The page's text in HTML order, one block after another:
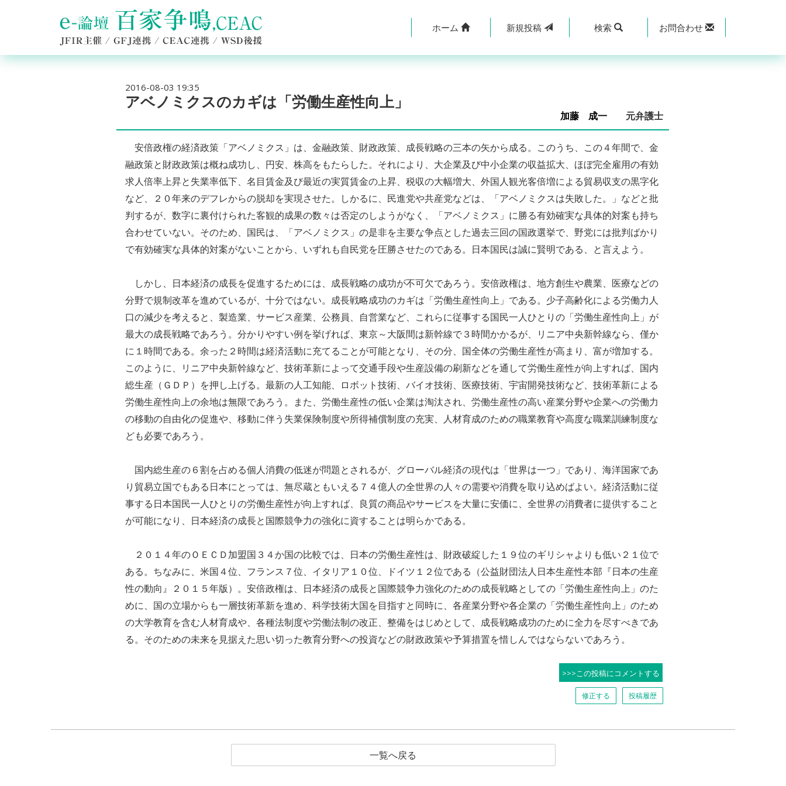
ホーム 新規投稿 検索 お問合わせ
2016-08-03 19:35
アベノミクスのカギは「労働生産性向上」
加藤 成一 元弁護士
安倍政権の経済政策「アベノミクス」は、金融政策、財政政策、成長戦略の三本の矢から成る。このうち、この４年間で、金
融政策と財政政策は概ね成功し、円安、株高をもたらした。それにより、大企業及び中小企業の収益拡大、ほぼ完全雇用の有効
求人倍率上昇と失業率低下、名目賃金及び最近の実質賃金の上昇、税収の大幅増大、外国人観光客倍増による貿易収支の黒字化
など、２０年来のデフレからの脱却を実現させた。しかるに、民進党や共産党などは、「アベノミクスは失敗した。」などと批
判するが、数字に裏付けられた客観的成果の数々は否定のしようがなく、「アベノミクス」に勝る有効確実な具体的対案も持ち
合わせていない。そのため、国民は、「アベノミクス」の是非を主要な争点とした過去三回の国政選挙で、野党には批判ばかり
で有効確実な具体的対案がないことから、いずれも自民党を圧勝させたのである。日本国民は誠に賢明である、と言えよう。
しかし、日本経済の成長を促進するためには、成長戦略の成功が不可欠であろう。安倍政権は、地方創生や農業、医療などの
分野で規制改革を進めているが、十分ではない。成長戦略成功のカギは「労働生産性向上」である。少子高齢化による労働力人
口の減少を考えると、製造業、サービス産業、公務員、自営業など、これらに従事する国民一人ひとりの「労働生産性向上」が
最大の成長戦略であろう。分かりやすい例を挙げれば、東京～大阪間は新幹線で３時間かかるが、リニア中央新幹線なら、僅か
に１時間である。余った２時間は経済活動に充てることが可能となり、その分、国全体の労働生産性が高まり、富が増加する。
このように、リニア中央新幹線など、技術革新によって交通手段や生産設備の刷新などを通して労働生産性が向上すれば、国内
総生産（ＧＤＰ）を押し上げる。最新の人工知能、ロボット技術、バイオ技術、医療技術、宇宙開発技術など、技術革新による
労働生産性向上の余地は無限であろう。また、労働生産性の低い企業は淘汰され、労働生産性の高い産業分野や企業への労働力
の移動の自由化の促進や、移動に伴う失業保険制度や所得補償制度の充実、人材育成のための職業教育や高度な職業訓練制度な
ども必要であろう。
国内総生産の６割を占める個人消費の低迷が問題とされるが、グローバル経済の現代は「世界は一つ」であり、海洋国家であ
り貿易立国でもある日本にとっては、無尽蔵ともいえる７４億人の全世界の人々の需要や消費を取り込めばよい。経済活動に従
事する日本国民一人ひとりの労働生産性が向上すれば、良質の商品やサービスを大量に安価に、全世界の消費者に提供すること
が可能になり、日本経済の成長と国際競争力の強化に資することは明らかである。
２０１４年のＯＥＣＤ加盟国３４か国の比較では、日本の労働生産性は、財政破綻した１９位のギリシャよりも低い２１位で
ある。ちなみに、米国４位、フランス７位、イタリア１０位、ドイツ１２位である（公益財団法人日本生産性本部『日本の生産
性の動向』２０１５年版）。安倍政権は、日本経済の成長と国際競争力強化のための成長戦略としての「労働生産性向上」のた
めに、国の立場からも一層技術革新を進め、科学技術大国を目指すと同時に、各産業分野や各企業の「労働生産性向上」のため
の大学教育を含む人材育成や、各種法制度や労働法制の改正、整備をはじめとして、成長戦略成功のために全力を尽すべきであ
る。そのための未来を見据えた思い切った教育分野への投資などの財政政策や予算措置を惜しんではならないであろう。
>>>この投稿にコメントする
修正する 投稿履歴
一覧へ戻る